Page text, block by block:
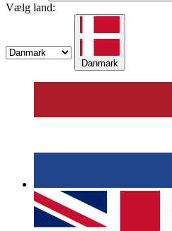
Vælg land:
Danmark